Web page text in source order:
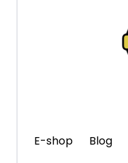
E-shop Blog